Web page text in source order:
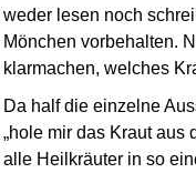
weder lesen noch
Mönchen vorbehalten.
klarmachen, welches
Da half die einzelne
hole mir das Kraut aus
alle Heilkräuter in so